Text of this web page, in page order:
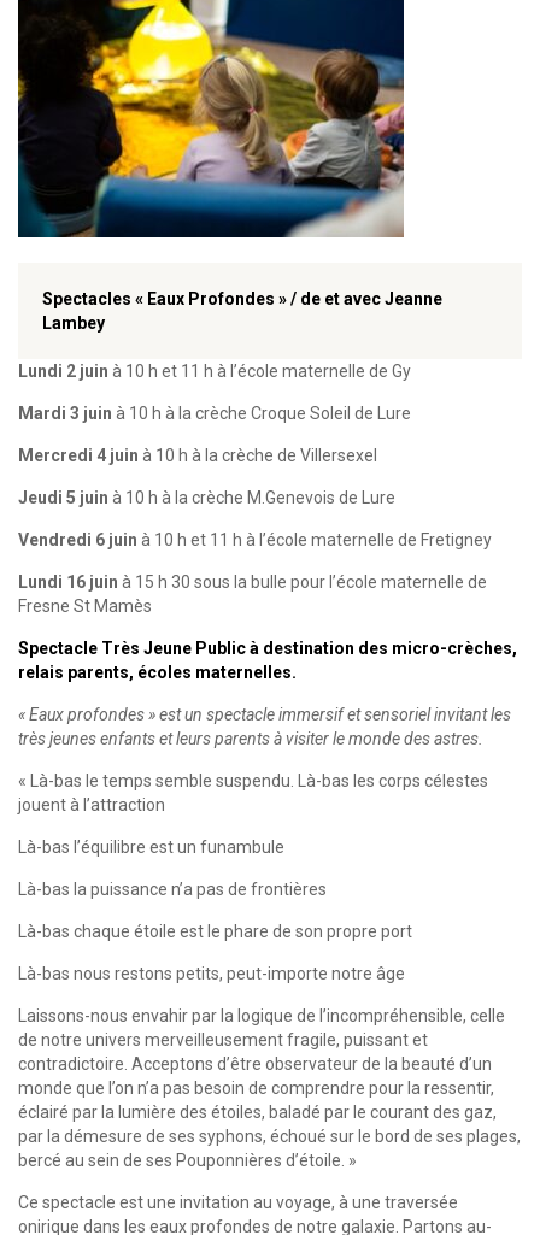
Spectacles « Eaux Profondes » / de et avec Jeanne
Lambey
Lundi 2 juin à 10 h et 11 h à l’école maternelle de Gy
Mardi 3 juin à 10 h à la crèche Croque Soleil de Lure
Mercredi 4 juin à 10 h à la crèche de Villersexel
Jeudi 5 juin à 10 h à la crèche M.Genevois de Lure
Vendredi 6 juin à 10 h et 11 h à l’école maternelle de Fretigney
Lundi 16 juin à 15 h 30 sous la bulle pour l’école maternelle de
Fresne St Mamès
Spectacle Très Jeune Public à destination des micro-crèches,
relais parents, écoles maternelles.
« Eaux profondes » est un spectacle immersif et sensoriel invitant les
très jeunes enfants et leurs parents à visiter le monde des astres.
« Là-bas le temps semble suspendu. Là-bas les corps célestes
jouent à l’attraction
Là-bas l’équilibre est un funambule
Là-bas la puissance n’a pas de frontières
Là-bas chaque étoile est le phare de son propre port
Là-bas nous restons petits, peut-importe notre âge
Laissons-nous envahir par la logique de l’incompréhensible, celle
de notre univers merveilleusement fragile, puissant et
contradictoire. Acceptons d’être observateur de la beauté d’un
monde que l’on n’a pas besoin de comprendre pour la ressentir,
éclairé par la lumière des étoiles, baladé par le courant des gaz,
par la démesure de ses syphons, échoué sur le bord de ses plages,
bercé au sein de ses Pouponnières d’étoile. »
Ce spectacle est une invitation au voyage, à une traversée
onirique dans les eaux profondes de notre galaxie. Partons au-